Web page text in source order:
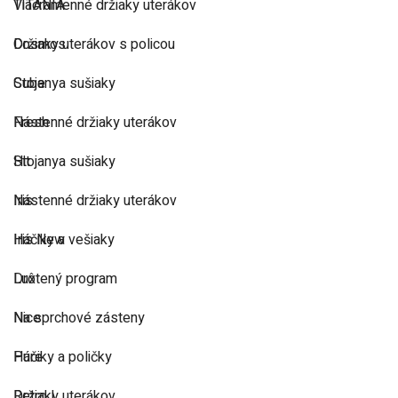
TITANIA
Cosmos
Cube
Fresh
Hit
Iris
Iris New
Lux
Nice
Pure
Viacramenné držiaky uterákov
Držiaky uterákov s policou
Stojanya sušiaky
Nástenné držiaky uterákov
Stojanya sušiaky
Nástenné držiaky uterákov
Háčiky a vešiaky
Drôtený program
Na sprchové zásteny
Háčiky a poličky